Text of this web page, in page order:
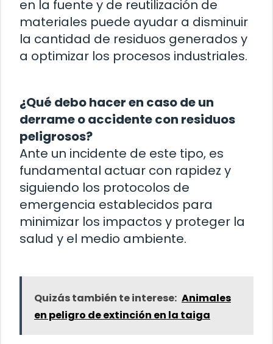
en la fuente y de reutilización de
materiales puede ayudar a disminuir
la cantidad de residuos generados y
a optimizar los procesos industriales.
¿Qué debo hacer en caso de un
derrame o accidente con residuos
peligrosos?
Ante un incidente de este tipo, es
fundamental actuar con rapidez y
siguiendo los protocolos de
emergencia establecidos para
minimizar los impactos y proteger la
salud y el medio ambiente.
Quizás también te interese: Animales
en peligro de extinción en la taiga